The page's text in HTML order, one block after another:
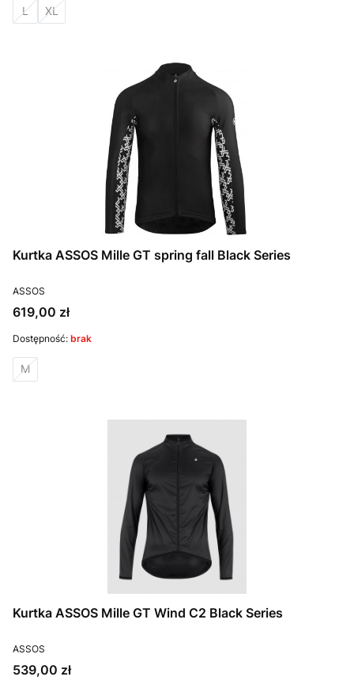
L XL
Kurtka ASSOS Mille GT spring fall Black Series
PRODUCENT
ASSOS
Cena
619,00 zł
Dostępność: brak
M
Kurtka ASSOS Mille GT Wind C2 Black Series
PRODUCENT
ASSOS
Cena
539,00 zł